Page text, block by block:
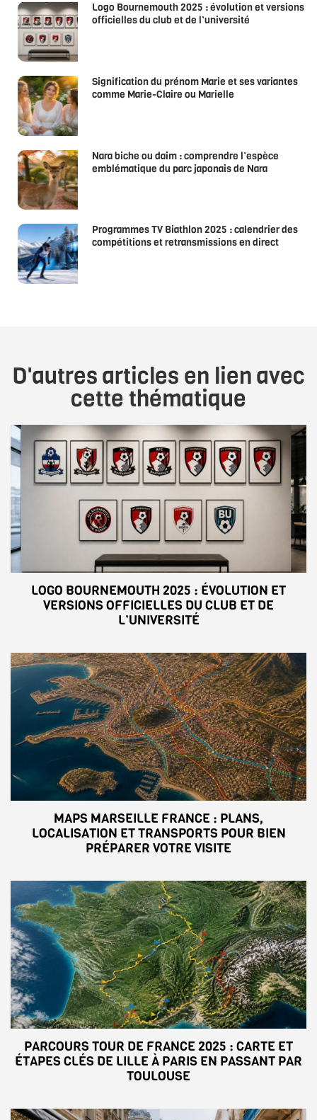
Logo Bournemouth 2025 : évolution et versions
officielles du club et de l’université
Signification du prénom Marie et ses variantes
comme Marie-Claire ou Marielle
Nara biche ou daim : comprendre l’espèce
emblématique du parc japonais de Nara
Programmes TV Biathlon 2025 : calendrier des
compétitions et retransmissions en direct
D'autres articles en lien avec
cette thématique
LOGO BOURNEMOUTH 2025 : ÉVOLUTION ET
VERSIONS OFFICIELLES DU CLUB ET DE
L’UNIVERSITÉ
MAPS MARSEILLE FRANCE : PLANS,
LOCALISATION ET TRANSPORTS POUR BIEN
PRÉPARER VOTRE VISITE
PARCOURS TOUR DE FRANCE 2025 : CARTE ET
ÉTAPES CLÉS DE LILLE À PARIS EN PASSANT PAR
TOULOUSE